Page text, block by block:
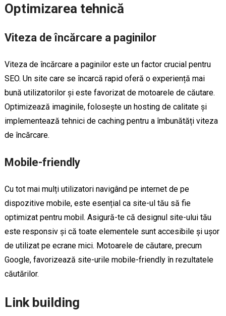
Optimizarea tehnică
Viteza de încărcare a paginilor
Viteza de încărcare a paginilor este un factor crucial pentru
SEO. Un site care se încarcă rapid oferă o experiență mai
bună utilizatorilor și este favorizat de motoarele de căutare.
Optimizează imaginile, folosește un hosting de calitate și
implementează tehnici de caching pentru a îmbunătăți viteza
de încărcare.
Mobile-friendly
Cu tot mai mulți utilizatori navigând pe internet de pe
dispozitive mobile, este esențial ca site-ul tău să fie
optimizat pentru mobil. Asigură-te că designul site-ului tău
este responsiv și că toate elementele sunt accesibile și ușor
de utilizat pe ecrane mici. Motoarele de căutare, precum
Google, favorizează site-urile mobile-friendly în rezultatele
căutărilor.
Link building